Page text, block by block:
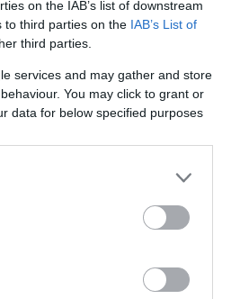
on the IAB’s list of downstream
to third parties on the IAB’s List of
third parties.
services and may gather and store
You may click to grant or
data for below specified purposes